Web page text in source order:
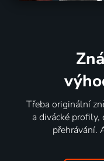
Třeba originální
a divácké profily,
přehrávání.